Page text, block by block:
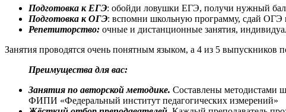
Подготовка к ЕГЭ: обойди ловушки ЕГЭ, получи нужный
Подготовка к ОГЭ: вспомни школьную программу, сдай ОГЭ
Репетиторство: очные и дистанционные занятия,
Занятия проводятся очень понятным языком, а 4 из 5 выпускников
Преимущества для вас:
Занятия по авторской методике. Составлены методистами
ФИПИ «Федеральный институт педагогических измерений»